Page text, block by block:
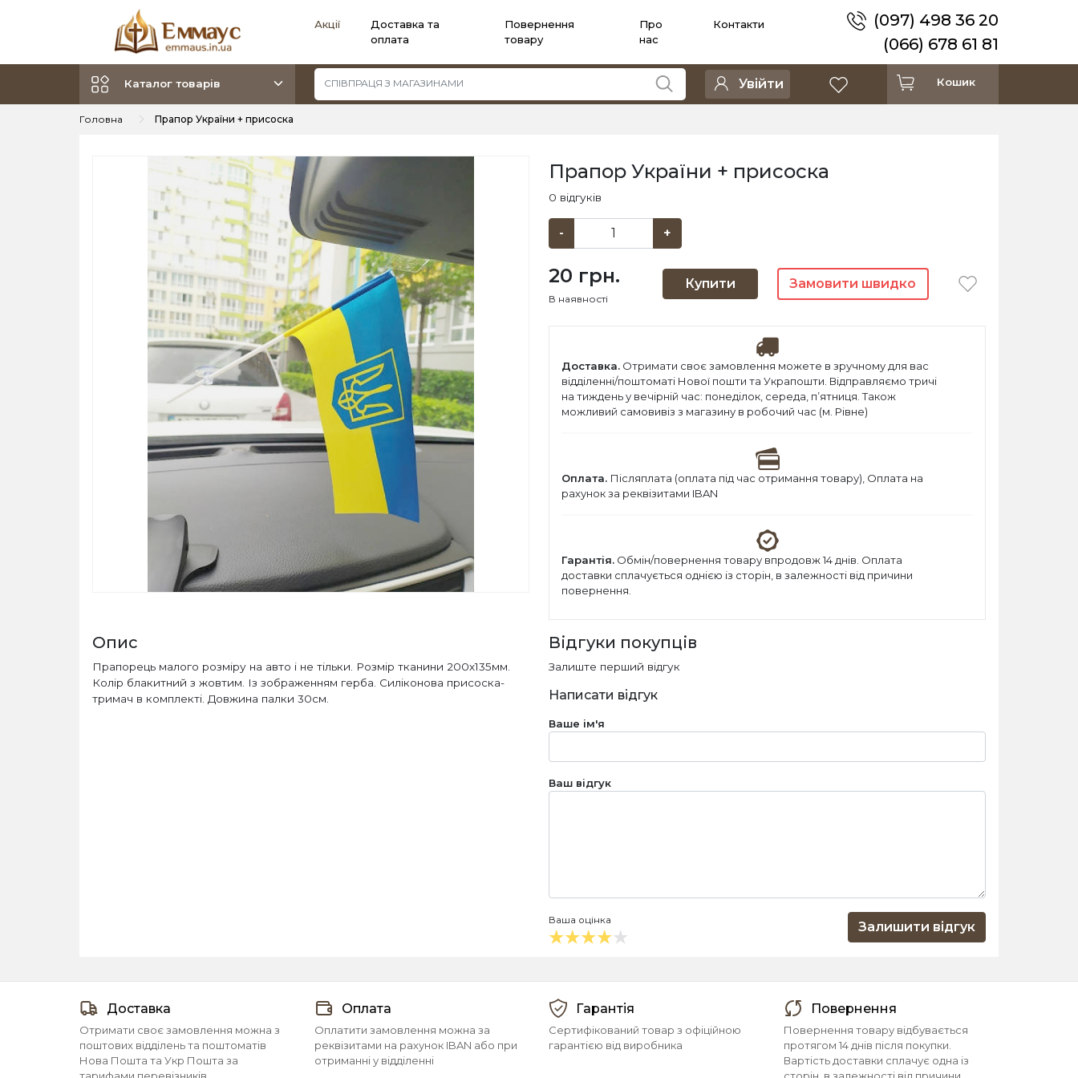
Акції
Доставка та
оплата
Повернення
товару
Про
нас
Контакти
(097) 498 36 20
(066) 678 61 81
Каталог товарів Увійти Кошик
Головна Прапор України + присоска
Прапор України + присоска
0 відгуків
- +
20 грн.
В наявності
Купити Замовити швидко
Доставка. Отримати своє замовлення можете в зручному для вас
відділенні/поштоматі Нової пошти та Украпошти. Відправляємо тричі
на тиждень у вечірній час: понеділок, середа, п’ятниця. Також
можливий самовивіз з магазину в робочий час (м. Рівне)
Оплата. Післяплата (оплата під час отримання товару), Оплата на
рахунок за реквізитами IBAN
Гарантія. Обмін/повернення товару впродовж 14 днів. Оплата
доставки сплачується однією із сторін, в залежності від причини
повернення.
Опис
Прапорець малого розміру на авто і не тільки. Розмір тканини 200х135мм.
Колір блакитний з жовтим. Із зображенням герба. Силіконова присоска-
тримач в комплекті. Довжина палки 30см.
Відгуки покупців
Залиште перший відгук
Написати відгук
Ваше ім'я
Ваш відгук
Ваша оцінка Залишити відгук
Доставка
Отримати своє замовлення можна з
поштових відділень та поштоматів
Нова Пошта та Укр Пошта за
тарифами перевізників
Оплата
Оплатити замовлення можна за
реквізитами на рахунок IBAN або при
отриманні у відділенні
Гарантія
Сертифікований товар з офіційною
гарантією від виробника
Повернення
Повернення товару відбувається
протягом 14 днів після покупки.
Вартість доставки сплачує одна із
сторін, в залежності від причини